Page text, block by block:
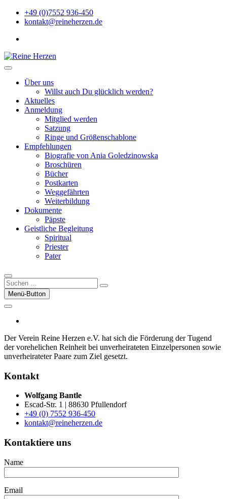
Inhalten
+49 (0)7552 936-450
kontakt@reineherzen.de
Reine Herzen
Über uns
Willst auch Du glücklich werden?
Aktuelles
Anmeldung
Mitglied werden
Satzung
Ringe und Größenschablone
Empfehlungen
Biografie von Ania Goledzinowska
Broschüren
Bücher
Postkarten
Weggefährten
Weiterbildung
Dokumente
Päpste
Geistliche Begleitung
Spiritual
Priester
Pater
Suchen
…Menü-Button
Der Verein Reine Herzen e.V. hat sich die För­der­ung der Tugend
der vor­ehelichen Rein­heit bei un­ver­heirateten Einzel­per­sonen sowie
un­ver­heirateter Paare zum Ziel gesetzt.
Kontakt
Wolfgang Bantle
Escad-Str. 1 | 88630 Pfullendorf
+49 (0) 7552 936-450
kontakt@reineherzen.de
Kontaktiere uns
Name
Email